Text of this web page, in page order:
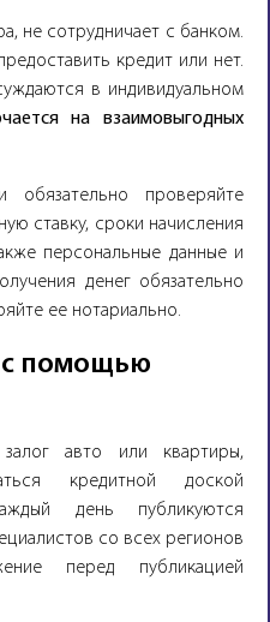
не сотрудничает с банком.
кредит или нет.
в индивидуальном
на взаимовыгодных
обязательно проверяйте
ставку, сроки начисления
персональные данные и
денег обязательно
ее нотариально.
с помощью
авто или квартиры,
кредитной доской
день публикуются
со всех регионов
перед публикацией